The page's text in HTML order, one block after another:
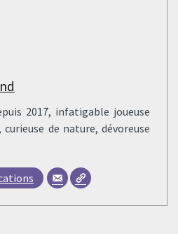
2017, infatigable joueuse
de nature, dévoreuse